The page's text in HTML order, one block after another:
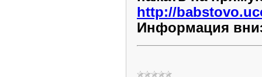
http://
Информация